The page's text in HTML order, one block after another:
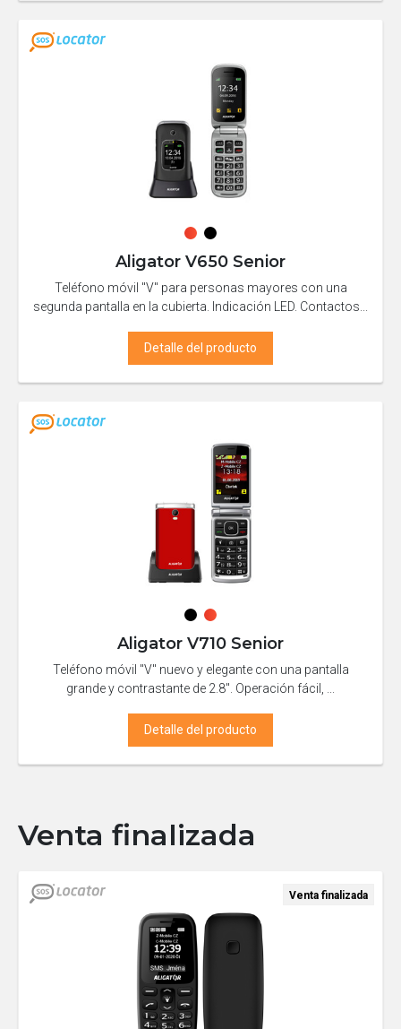
Aligator V650 Senior
Teléfono móvil "V" para personas mayores con una
segunda pantalla en la cubierta. Indicación LED. Contactos...
Detalle del producto
Aligator V710 Senior
Teléfono móvil "V" nuevo y elegante con una pantalla
grande y contrastante de 2.8". Operación fácil, ...
Detalle del producto
Venta finalizada
Venta finalizada